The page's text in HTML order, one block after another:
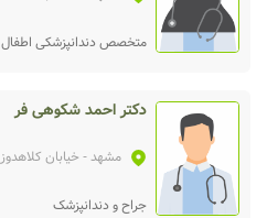
متخصص دندانپزشکی اطفال
دکتر احمد شکوهی فر
مشهد- خیابان کلاهدوز
جراح و دندانپزشک